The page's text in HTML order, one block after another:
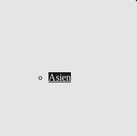
Asien